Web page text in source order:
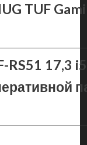
TUF
RS51 17,3